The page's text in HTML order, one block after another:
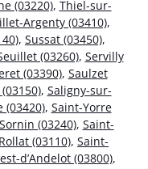
(03220), Thiel-sur-
Argenty (03410),
, Sussat (03450),
(03260), Servilly
(03390), Saulzet
, Saligny-sur-
(03420), Saint-Yorre
(03240), Saint-
(03110), Saint-
d’Andelot (03800),